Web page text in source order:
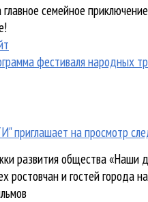
семейное
фестиваля народных
на просмотр
развития общества «Наши
ростовчан и гостей города